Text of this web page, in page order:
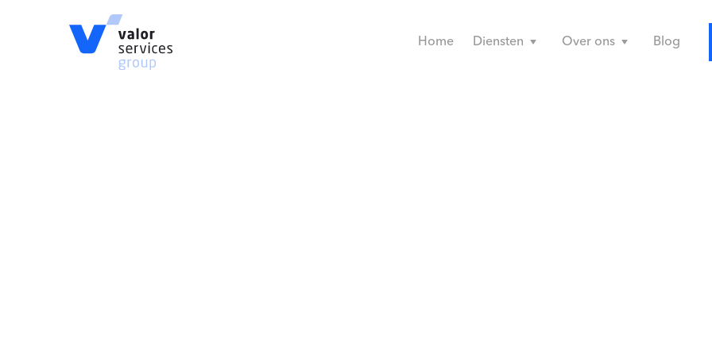
Home Diensten Over ons Blog